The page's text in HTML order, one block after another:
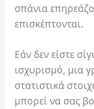
σπάνια
επισκέπτονται.
Εάν δεν είστε
ισχυρισμό, μια
στατιστικά
μπορεί να σας